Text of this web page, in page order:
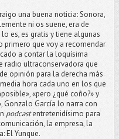
una buena noticia: Sonora,
ni os suene, era de
es, es gratis y tiene algunas
primero que voy a recomendar
a contar la loquísima
radio ultraconservadora que
opinión para la derecha más
hora cada uno en los que
«pero ¿qué coño?» y
Gonzalo García lo narra con
podcastentretenidísimo para
la empresa, la
El Yunque.